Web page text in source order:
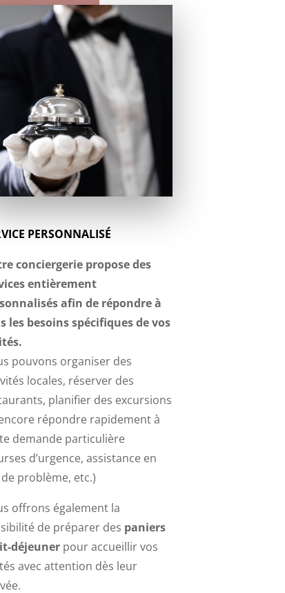
PERSONNALISÉ
conciergerie propose des
entièrement
afin de répondre à
les besoins spécifiques de vos
pouvons organiser des
locales, réserver des
planifier des excursions
répondre rapidement à
demande particulière
d’urgence, assistance en
de problème, etc.)
offrons également la
de préparer des paniers
déjeunerpour accueillir vos
avec attention dès leur